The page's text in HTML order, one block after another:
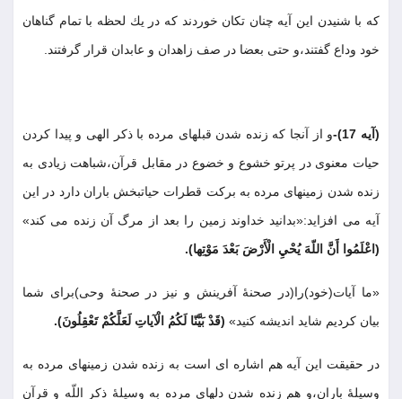
كه با شنيدن اين آيه چنان تكان خوردند كه در يك لحظه با تمام گناهان
خود وداع گفتند،و حتى بعضا در صف زاهدان و عابدان قرار گرفتند
(آيه 17)-
و از آنجا كه زنده شدن قبلهاى مرده با ذكر الهى و پيدا كردن
حيات معنوى در پرتو خشوع و خضوع در مقابل قرآن،شباهت زيادى به
زنده شدن زمينهاى مرده به بركت قطرات حياتبخش باران دارد در اين
آيه مى افزايد:«بدانيد خداوند زمين را بعد از مرگ آن زنده مى كند»
(اعْلَمُوا أَنَّ اللّهَ يُحْيِ الْأَرْضَ بَعْدَ مَوْتِها).
«ما آيات(خود)را(در صحنۀ آفرينش و نيز در صحنۀ وحى)براى شما
بيان كرديم شايد انديشه كنيد» (قَدْ بَيَّنّا لَكُمُ الْآياتِ لَعَلَّكُمْ تَعْقِلُونَ).
در حقيقت اين آيه هم اشاره اى است به زنده شدن زمينهاى مرده به
وسيلۀ باران،و هم زنده شدن دلهاى مرده به وسيلۀ ذكر اللّه و قرآن